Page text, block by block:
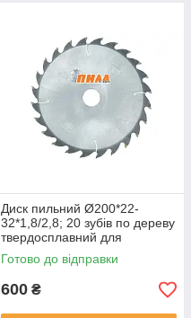
Диск пильний Ø200*22-
32*1,8/2,8; 20 зубів по дереву
твердосплавний для
поздовжнього розпилу
Готово до відправки
600 ₴